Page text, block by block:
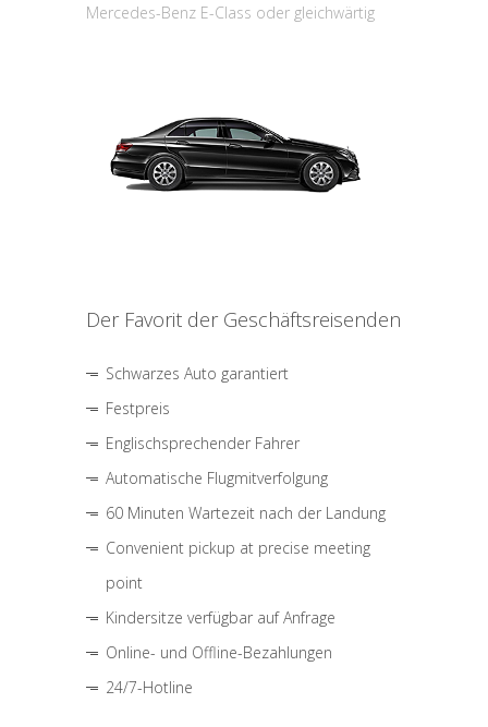
Mercedes-Benz E-Class oder gleichwärtig
Der Favorit der Geschäftsreisenden
Schwarzes Auto garantiert
Festpreis
Englischsprechender Fahrer
Automatische Flugmitverfolgung
60 Minuten Wartezeit nach der Landung
Convenient pickup at precise meeting
point
Kindersitze verfügbar auf Anfrage
Online- und Offline-Bezahlungen
24/7-Hotline